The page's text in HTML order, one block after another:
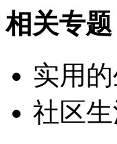
相关专题
实用
社区